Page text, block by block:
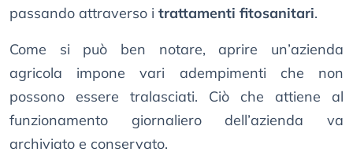
passando attraverso i trattamenti fitosanitari.
Come si può ben notare, aprire un’azienda
agricola impone vari adempimenti che non
possono essere tralasciati. Ciò che attiene al
funzionamento giornaliero dell’azienda va
archiviato e conservato.